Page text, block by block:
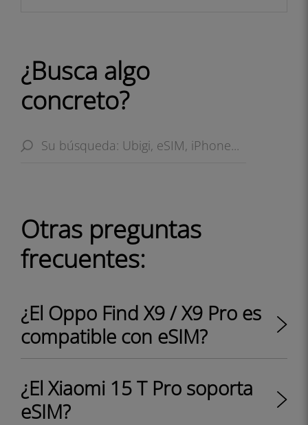
¿Busca algo
concreto?
Otras preguntas
frecuentes:
¿El Oppo Find X9 / X9 Pro es
compatible con eSIM?
¿El Xiaomi 15 T Pro soporta
eSIM?